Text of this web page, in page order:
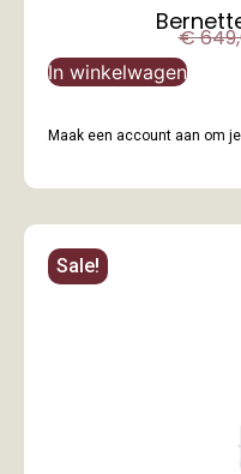
€
In winkelwagen
Maak een account aan om
Sale!